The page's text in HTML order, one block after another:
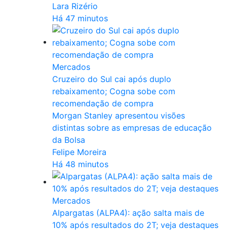
Lara Rizério
Há 47 minutos
Mercados
Cruzeiro do Sul cai após duplo
rebaixamento; Cogna sobe com
recomendação de compra
Morgan Stanley apresentou visões
distintas sobre as empresas de educação
da Bolsa
Felipe Moreira
Há 48 minutos
Mercados
Alpargatas (ALPA4): ação salta mais de
10% após resultados do 2T; veja destaques